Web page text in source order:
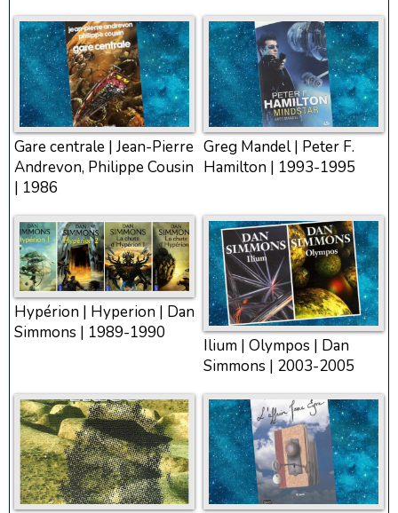
Gare centrale | Jean-Pierre
Andrevon, Philippe Cousin
| 1986
Greg Mandel | Peter F.
Hamilton | 1993-1995
Hypérion | Hyperion | Dan
Simmons | 1989-1990
Ilium | Olympos | Dan
Simmons | 2003-2005